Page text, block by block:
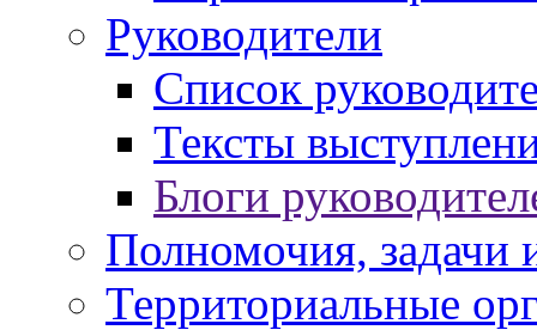
Руководители
Список
Тексты
Блоги
Полномочия, задачи
Территориальные